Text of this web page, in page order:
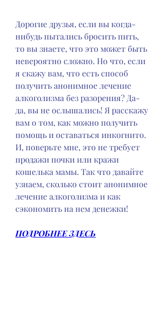
Дорогие друзья, если вы когда-
нибудь пытались бросить пить,
то вы знаете, что это может быть
невероятно сложно. Но что, если
я скажу вам, что есть способ
получить анонимное лечение
алкоголизма без разорения? Да-
да, вы не ослышались! Я расскажу
вам о том, как можно получить
помощь и оставаться инкогнито.
И, поверьте мне, это не требует
продажи почки или кражи
кошелька мамы. Так что давайте
узнаем, сколько стоит анонимное
лечение алкоголизма и как
сэкономить на нем денежки!
ПОДРОБНЕЕ ЗДЕСЬ